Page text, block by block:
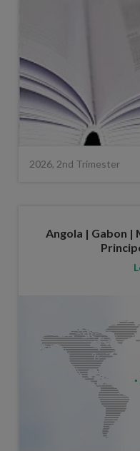
2026, 2nd Trimester
Angola | Gabon |